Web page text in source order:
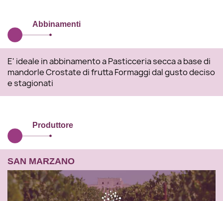
Abbinamenti
E' ideale in abbinamento a Pasticceria secca a base di
mandorle​ Crostate di frutta​ Formaggi dal gusto deciso
e stagionati
Produttore
SAN MARZANO